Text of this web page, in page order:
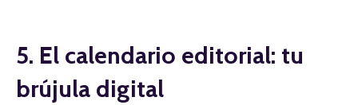
5. El calendario editorial: tu
brújula digital